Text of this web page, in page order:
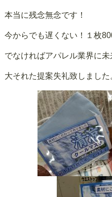
本当に残念無念です！
今からでも遅くない！１枚
でなければアパレル業界に未
大それた提案失礼致しました